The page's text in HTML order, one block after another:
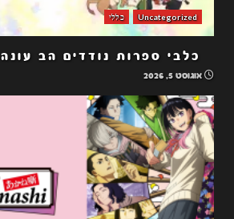
Uncategorized כללי
כלבי ספרות נודדים הב עונה 2 פרקים 5-1
אוגוסט 5, 2026